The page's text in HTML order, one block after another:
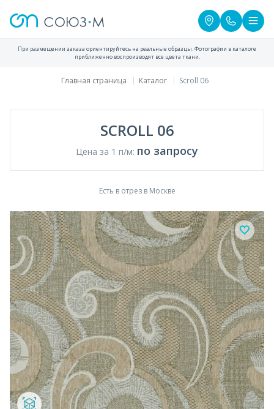
При размещении заказа ориентируйтесь на реальные образцы. Фотографии в каталоге
приближенно воспроизводят все цвета ткани.
Главная страница Каталог Scroll 06
SCROLL 06
Цена за 1 п/м: по запросу
Есть в отрез в Москве